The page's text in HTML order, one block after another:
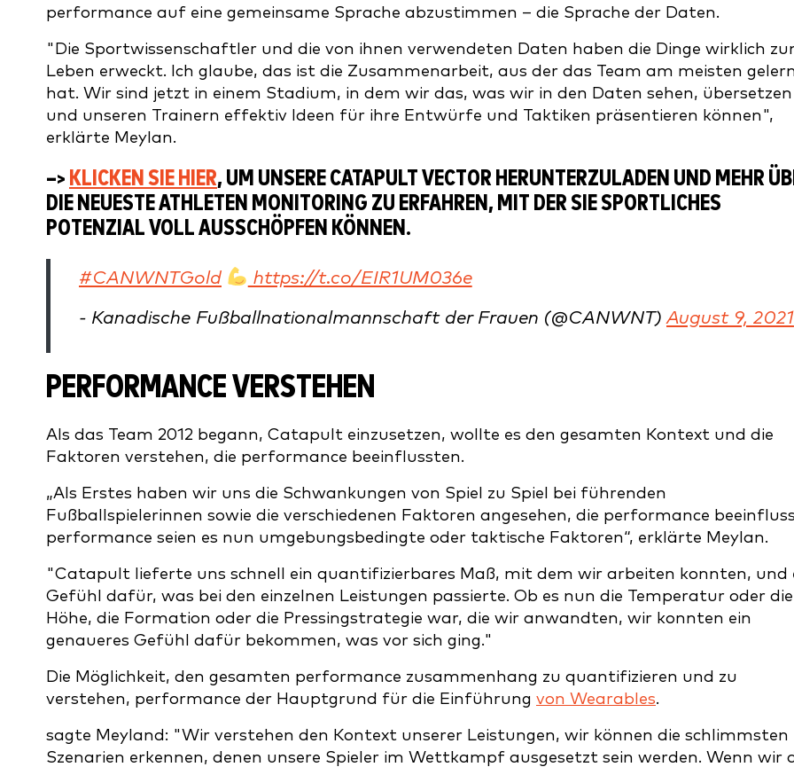
performance auf eine gemeinsame Sprache abzustimmen – die Sprache der Daten.
"Die Sportwissenschaftler und die von ihnen verwendeten Daten haben die Dinge wirklich
Leben erweckt. Ich glaube, das ist die Zusammenarbeit, aus der das Team am meisten
hat. Wir sind jetzt in einem Stadium, in dem wir das, was wir in den Daten sehen, übersetzen
und unseren Trainern effektiv Ideen für ihre Entwürfe und Taktiken präsentieren können",
erklärte Meylan.
–> KLICKEN SIE HIER, UM UNSERE CATAPULT VECTOR HERUNTERZULADEN UND MEHR
DIE NEUESTE ATHLETEN MONITORING ZU ERFAHREN, MIT DER SIE SPORTLICHES
POTENZIAL VOLL AUSSCHÖPFEN KÖNNEN.
#CANWNTGold https://t.co/EIR1UM036e
- Kanadische Fußballnationalmannschaft der Frauen (@CANWNT)August 9, 2021
PERFORMANCE VERSTEHEN
Als das Team 2012 begann, Catapult einzusetzen, wollte es den gesamten Kontext und die
Faktoren verstehen, die performance beeinflussten.
„Als Erstes haben wir uns die Schwankungen von Spiel zu Spiel bei führenden
Fußballspielerinnen sowie die verschiedenen Faktoren angesehen, die performance
performance seien es nun umgebungsbedingte oder taktische Faktoren“, erklärte Meylan.
"Catapult lieferte uns schnell ein quantifizierbares Maß, mit dem wir arbeiten konnten, und
Gefühl dafür, was bei den einzelnen Leistungen passierte. Ob es nun die Temperatur oder die
Höhe, die Formation oder die Pressingstrategie war, die wir anwandten, wir konnten ein
genaueres Gefühl dafür bekommen, was vor sich ging."
Die Möglichkeit, den gesamten performance zusammenhang zu quantifizieren und zu
verstehen, performance der Hauptgrund für die Einführung von Wearables.
sagte Meyland: "Wir verstehen den Kontext unserer Leistungen, wir können die schlimmsten
Szenarien erkennen, denen unsere Spieler im Wettkampf ausgesetzt sein werden. Wenn wir